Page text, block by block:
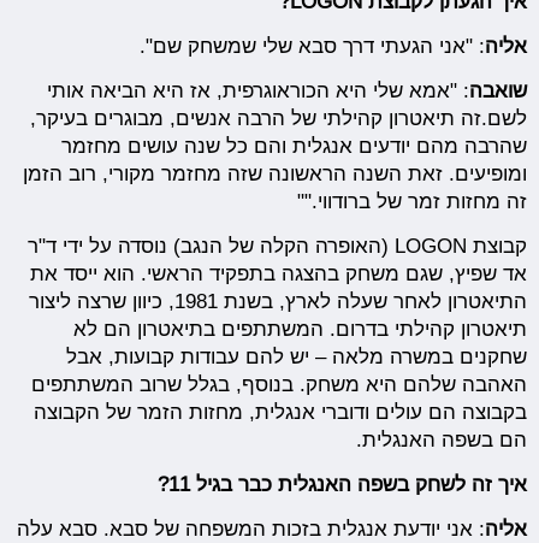
אליה: "אני הגעתי דרך סבא שלי שמשחק שם".
שואבה: "אמא שלי היא הכוראוגרפית, אז היא הביאה אותי
לשם.זה תיאטרון קהילתי של הרבה אנשים, מבוגרים בעיקר,
שהרבה מהם יודעים אנגלית והם כל שנה עושים מחזמר
ומופיעים. זאת השנה הראשונה שזה מחזמר מקורי, רוב הזמן
זה מחזות זמר של ברודווי.""
קבוצת LOGON (האופרה הקלה של הנגב) נוסדה על ידי ד"ר
אד שפיץ, שגם משחק בהצגה בתפקיד הראשי. הוא ייסד את
התיאטרון לאחר שעלה לארץ, בשנת 1981, כיוון שרצה ליצור
תיאטרון קהילתי בדרום. המשתתפים בתיאטרון הם לא
שחקנים במשרה מלאה – יש להם עבודות קבועות, אבל
האהבה שלהם היא משחק. בנוסף, בגלל שרוב המשתתפים
בקבוצה הם עולים ודוברי אנגלית, מחזות הזמר של הקבוצה
הם בשפה האנגלית.
איך זה לשחק בשפה האנגלית כבר בגיל 11?
אליה: אני יודעת אנגלית בזכות המשפחה של סבא. סבא עלה